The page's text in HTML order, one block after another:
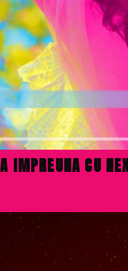
IMPREUNA CU